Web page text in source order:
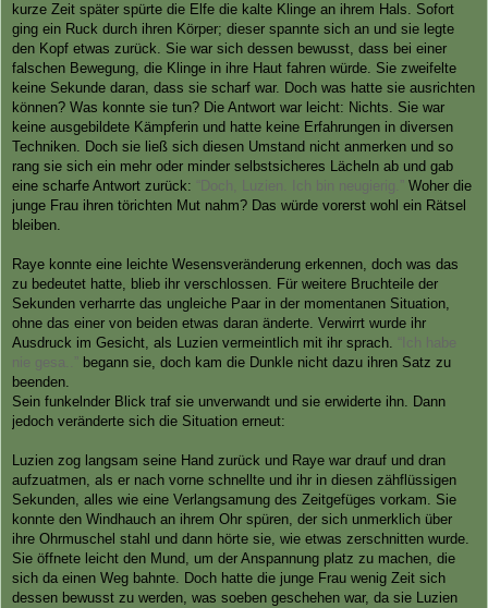
kurze Zeit später spürte die Elfe die kalte Klinge an ihrem Hals. Sofort
ging ein Ruck durch ihren Körper; dieser spannte sich an und sie legte
den Kopf etwas zurück. Sie war sich dessen bewusst, dass bei einer
falschen Bewegung, die Klinge in ihre Haut fahren würde. Sie zweifelte
keine Sekunde daran, dass sie scharf war. Doch was hatte sie ausrichten
können? Was konnte sie tun? Die Antwort war leicht: Nichts. Sie war
keine ausgebildete Kämpferin und hatte keine Erfahrungen in diversen
Techniken. Doch sie ließ sich diesen Umstand nicht anmerken und so
rang sie sich ein mehr oder minder selbstsicheres Lächeln ab und gab
eine scharfe Antwort zurück: “Doch, Luzien. Ich bin neugierig.” Woher die
junge Frau ihren törichten Mut nahm? Das würde vorerst wohl ein Rätsel
bleiben.
Raye konnte eine leichte Wesensveränderung erkennen, doch was das
zu bedeutet hatte, blieb ihr verschlossen. Für weitere Bruchteile der
Sekunden verharrte das ungleiche Paar in der momentanen Situation,
ohne das einer von beiden etwas daran änderte. Verwirrt wurde ihr
Ausdruck im Gesicht, als Luzien vermeintlich mit ihr sprach. “Ich habe
nie gesa..” begann sie, doch kam die Dunkle nicht dazu ihren Satz zu
beenden.
Sein funkelnder Blick traf sie unverwandt und sie erwiderte ihn. Dann
jedoch veränderte sich die Situation erneut:
Luzien zog langsam seine Hand zurück und Raye war drauf und dran
aufzuatmen, als er nach vorne schnellte und ihr in diesen zähflüssigen
Sekunden, alles wie eine Verlangsamung des Zeitgefüges vorkam. Sie
konnte den Windhauch an ihrem Ohr spüren, der sich unmerklich über
ihre Ohrmuschel stahl und dann hörte sie, wie etwas zerschnitten wurde.
Sie öffnete leicht den Mund, um der Anspannung platz zu machen, die
sich da einen Weg bahnte. Doch hatte die junge Frau wenig Zeit sich
dessen bewusst zu werden, was soeben geschehen war, da sie Luzien